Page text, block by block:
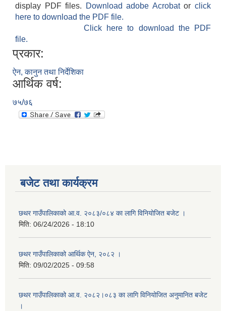
display PDF files.
Download adobe Acrobatorclick
here to download the PDF file.
Click here to download the PDF
file.
प्रकार:
ऐन, कानुन तथा निर्देशिका
आर्थिक वर्ष:
७५/७६
बजेट तथा कार्यक्रम
छथर गाउँपालिकाको आ.व. २०८३/०८४ का लागि विनियोजित बजेट ।
मिति: 06/24/2026 - 18:10
छथर गाउँपालिकाको आर्थिक ऐन, २०८२ ।
मिति: 09/02/2025 - 09:58
छथर गाउँपालिकाको आ.व. २०८२।०८३ का लागि विनियोजित अनुमानित बजेट
।